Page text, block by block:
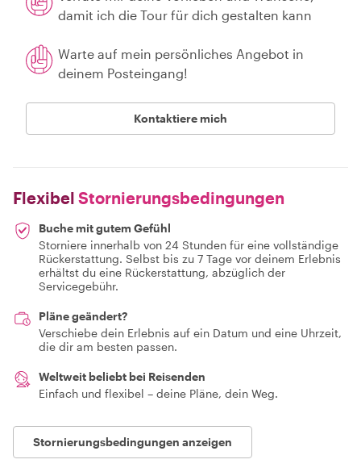
damit ich die Tour für dich gestalten kann
Warte auf mein persönliches Angebot in
deinem Posteingang!
Kontaktiere mich
Flexibel Stornierungsbedingungen
Buche mit gutem Gefühl
Storniere innerhalb von 24 Stunden für eine vollständige
Rückerstattung. Selbst bis zu 7 Tage vor deinem Erlebnis
erhältst du eine Rückerstattung, abzüglich der
Servicegebühr.
Pläne geändert?
Verschiebe dein Erlebnis auf ein Datum und eine Uhrzeit,
die dir am besten passen.
Weltweit beliebt bei Reisenden
Einfach und flexibel – deine Pläne, dein Weg.
Stornierungsbedingungen anzeigen